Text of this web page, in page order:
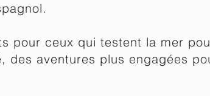
pour ceux qui testent la mer
des aventures plus engagées